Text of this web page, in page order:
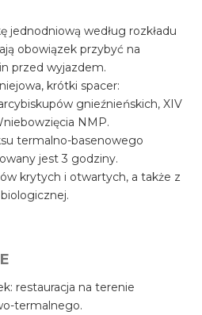
jednodniową według rozkładu
obowiązek przybyć na
przed wyjazdem.
krótki spacer:
gnieźnieńskich, XIV
NMP.
termalno-basenowego
jest 3 godziny.
krytych i otwartych, a także z
restauracja na terenie
termalnego.